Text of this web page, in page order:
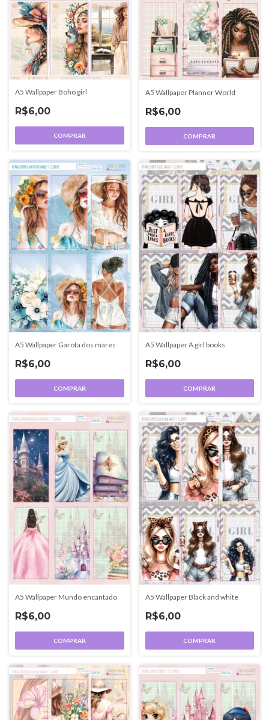
A5 Wallpaper Boho girl
R$6,00
COMPRAR
A5 Wallpaper Planner World
R$6,00
COMPRAR
A5 Wallpaper Garota dos mares
R$6,00
COMPRAR
A5 Wallpaper A girl books
R$6,00
COMPRAR
A5 Wallpaper Mundo encantado
R$6,00
COMPRAR
A5 Wallpaper Black and white
R$6,00
COMPRAR